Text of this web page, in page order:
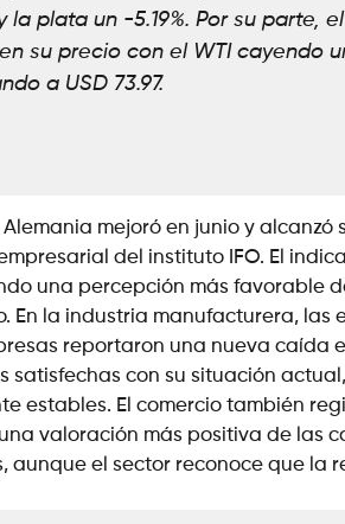
la plata un -5.19%. Por su parte,
su precio con el WTI cayendo
a USD 73.97.
mejoró en junio y alcanzó
del instituto IFO. El
una percepción más favorable
En la industria manufacturera,
reportaron una nueva caída
satisfechas con su situación
estables. El comercio también
valoración más positiva de las
aunque el sector reconoce que la